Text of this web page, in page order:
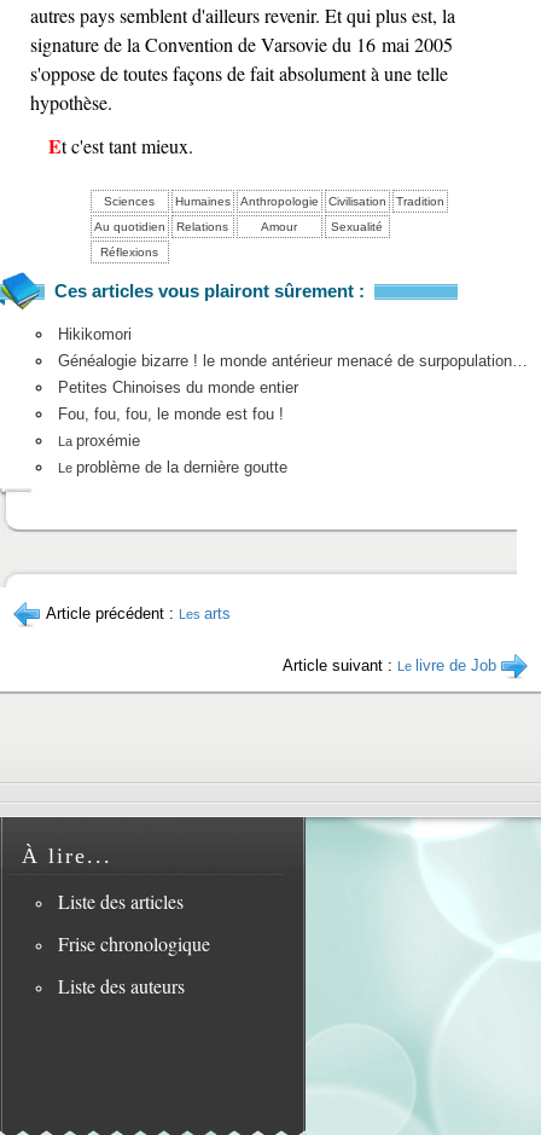
autres pays semblent d'ailleurs revenir. Et qui plus est, la
signature de la Convention de Varsovie du 16 mai 2005
s'oppose de toutes façons de fait absolument à une telle
hypothèse.
Et c'est tant mieux.
Sciences Humaines Anthropologie Civilisation
Tradition
Au quotidien
Relations Amour
Sexualité
Réflexions
Ces articles vous plairont sûrement :
Hikikomori
Généalogie bizarre ! le monde antérieur menacé de surpopulation…
Petites Chinoises du monde entier
Fou, fou, fou, le monde est fou !
La proxémie
Le problème de la dernière goutte
Article précédent : Les arts
Article suivant : Le livre de Job
À lire...
Liste des articles
Frise chronologique
Liste des auteurs